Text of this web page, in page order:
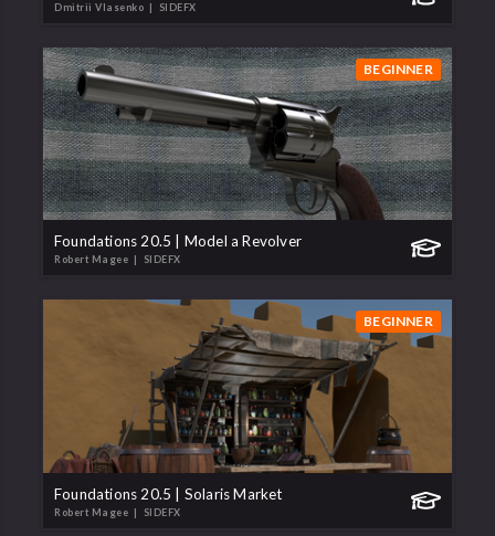
Dmitrii Vlasenko | SIDEFX
BEGINNER
Foundations 20.5 | Model a Revolver
Robert Magee | SIDEFX
BEGINNER
Foundations 20.5 | Solaris Market
Robert Magee | SIDEFX